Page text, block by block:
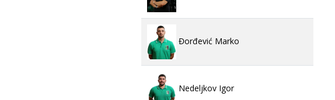
Đorđević Marko
Nedeljkov Igor